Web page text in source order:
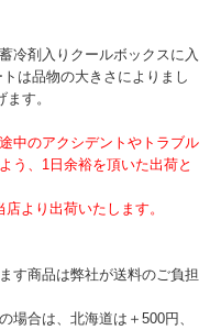
冷剤入りクールボックスに入
は品物の大きさによりまし
す。
中のアクシデントやトラブル
う、1日余裕を頂いた出荷と
より出荷いたします。
す商品は弊社が送料のご負担
場合は、北海道は＋500円、